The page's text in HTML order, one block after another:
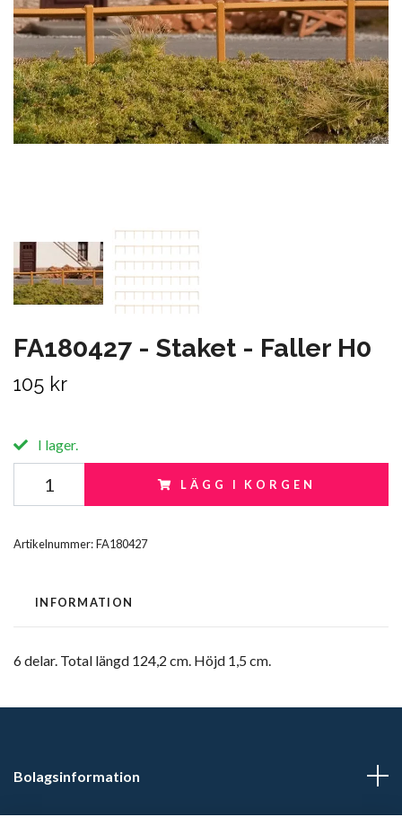
FA180427 - Staket - Faller H0
105 kr
I lager.
LÄGG I KORGEN
Artikelnummer:FA180427
INFORMATION
6 delar. Total längd 124,2 cm. Höjd 1,5 cm.
Bolagsinformation